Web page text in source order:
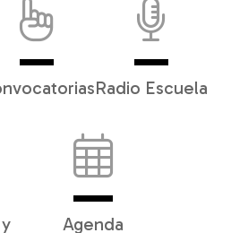
Radio Escuela
Agenda